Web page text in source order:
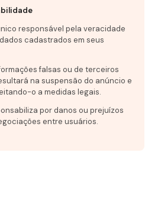
responsável pela veracidade
cadastrados em seus
falsas ou de terceiros
na suspensão do anúncio e
o a medidas legais.
por danos ou prejuízos
entre usuários.